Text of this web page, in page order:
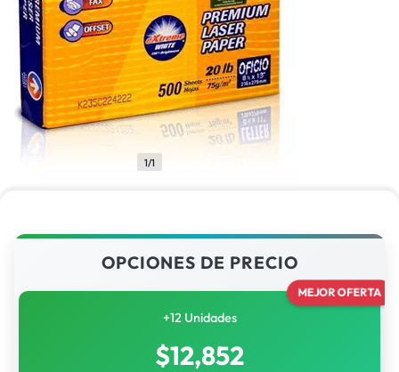
1/1
OPCIONES DE PRECIO
MEJOR OFERTA
+12 Unidades
$12,852